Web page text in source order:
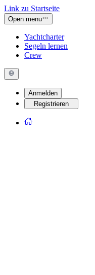
Link zu Startseite
Open menu
Yachtcharter
Segeln lernen
Crew
Anmelden
Registrieren